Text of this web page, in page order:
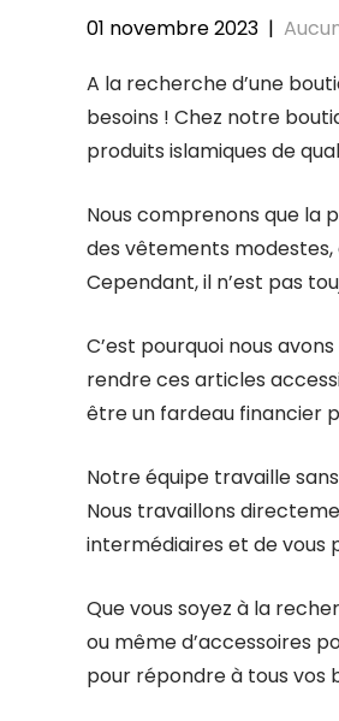
01 novembre 2023 |
A la recherche d’une
besoins ! Chez notre
produits islamiques de
Nous comprenons que la
des vêtements modestes,
Cependant, il n’est pas
C’est pourquoi nous
rendre ces articles
être un fardeau financier
Notre équipe travaille
Nous travaillons
intermédiaires et de vous
Que vous soyez à la
ou même d’accessoires
pour répondre à tous vos